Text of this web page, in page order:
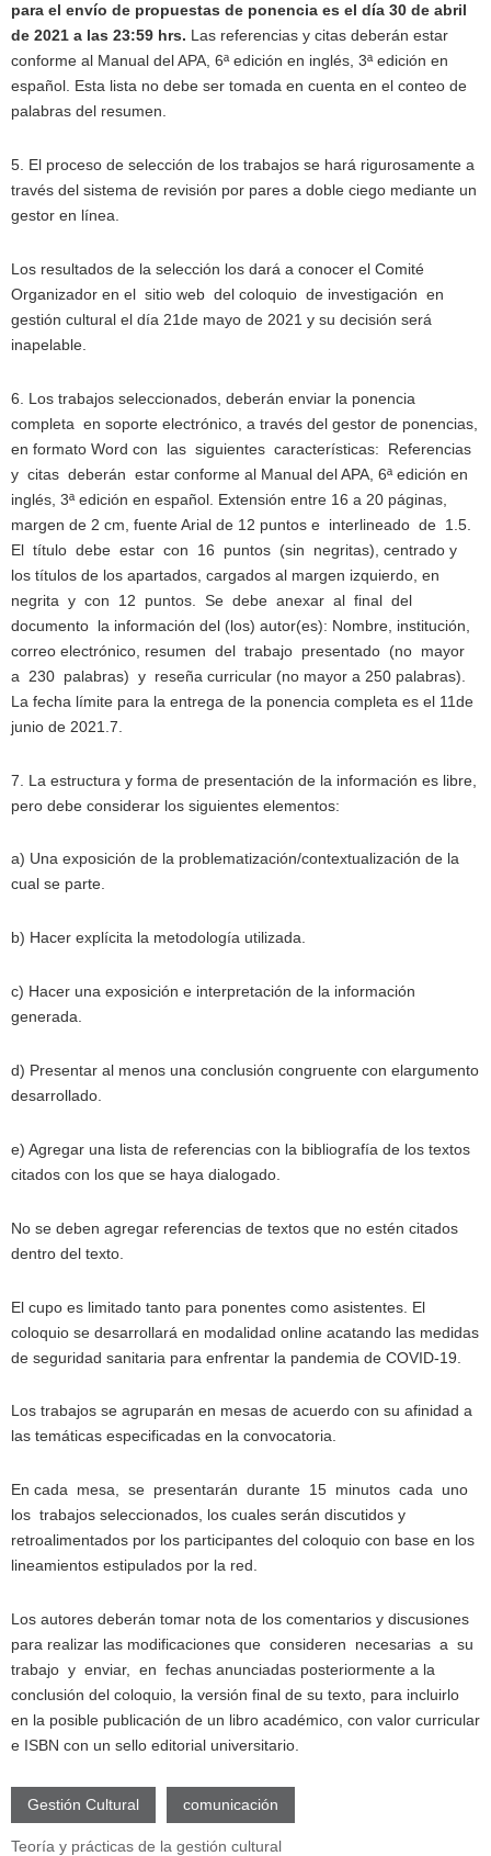
para el envío de propuestas de ponencia es el día 30 de abril
de 2021 a las 23:59 hrs. Las referencias y citas deberán estar
conforme al Manual del APA, 6ª edición en inglés, 3ª edición en
español. Esta lista no debe ser tomada en cuenta en el conteo de
palabras del resumen.
5. El proceso de selección de los trabajos se hará rigurosamente a
través del sistema de revisión por pares a doble ciego mediante un
gestor en línea.
Los resultados de la selección los dará a conocer el Comité
Organizador en el sitio web del coloquio de investigación en
gestión cultural el día 21de mayo de 2021 y su decisión será
inapelable.
6. Los trabajos seleccionados, deberán enviar la ponencia
completa en soporte electrónico, a través del gestor de ponencias,
en formato Word con las siguientes características: Referencias
y citas deberán estar conforme al Manual del APA, 6ª edición en
inglés, 3ª edición en español. Extensión entre 16 a 20 páginas,
margen de 2 cm, fuente Arial de 12 puntos e interlineado de 1.5.
El título debe estar con 16 puntos (sin negritas), centrado y
los títulos de los apartados, cargados al margen izquierdo, en
negrita y con 12 puntos. Se debe anexar al final del
documento la información del (los) autor(es): Nombre, institución,
correo electrónico, resumen del trabajo presentado (no mayor
a 230 palabras) y reseña curricular (no mayor a 250 palabras).
La fecha límite para la entrega de la ponencia completa es el 11de
junio de 2021.7.
7. La estructura y forma de presentación de la información es libre,
pero debe considerar los siguientes elementos:
a) Una exposición de la problematización/contextualización de la
cual se parte.
b) Hacer explícita la metodología utilizada.
c) Hacer una exposición e interpretación de la información
generada.
d) Presentar al menos una conclusión congruente con elargumento
desarrollado.
e) Agregar una lista de referencias con la bibliografía de los textos
citados con los que se haya dialogado.
No se deben agregar referencias de textos que no estén citados
dentro del texto.
El cupo es limitado tanto para ponentes como asistentes. El
coloquio se desarrollará en modalidad online acatando las medidas
de seguridad sanitaria para enfrentar la pandemia de COVID-19.
Los trabajos se agruparán en mesas de acuerdo con su afinidad a
las temáticas especificadas en la convocatoria.
En cada mesa, se presentarán durante 15 minutos cada uno
los trabajos seleccionados, los cuales serán discutidos y
retroalimentados por los participantes del coloquio con base en los
lineamientos estipulados por la red.
Los autores deberán tomar nota de los comentarios y discusiones
para realizar las modificaciones que consideren necesarias a su
trabajo y enviar, en fechas anunciadas posteriormente a la
conclusión del coloquio, la versión final de su texto, para incluirlo
en la posible publicación de un libro académico, con valor curricular
e ISBN con un sello editorial universitario.
Gestión Cultural comunicación
Teoría y prácticas de la gestión cultural